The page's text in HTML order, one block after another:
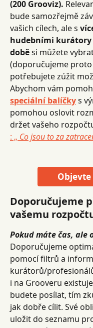
(200 Grooviz).
bude samozřejmě
vašich cílech, ale s
hudebními kurátory
době si můžete
(doporučujeme
potřebujete zúžit
Abychom vám
speciální balíčky s
pomohou oslovit
držet vašeho
: „ Co jsou to za
Objevte
Doporučujeme
vašemu
Pokud máte čas, ale
Doporučujeme
pomocí filtrů a
kurátorů/
i na Grooveru
budete posílat, tím
jak dobře cílit. Své
uložit do seznamu